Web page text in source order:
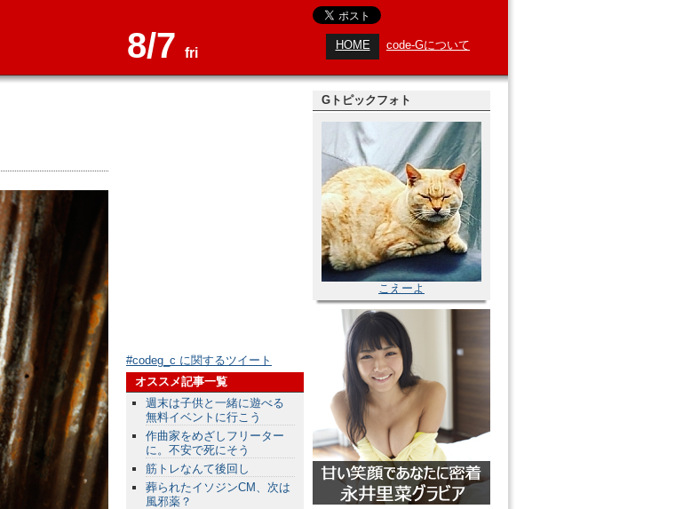
8/7 fri
code-Gについて
HOME
#codeg_c に関するツイート
オススメ記事一覧
週末は子供と一緒に遊べる
無料イベントに行こう
作曲家をめざしフリーター
に。不安で死にそう
筋トレなんて後回し
葬られたイソジンCM、次は
風邪薬？
Gトピックフォト
こえーよ